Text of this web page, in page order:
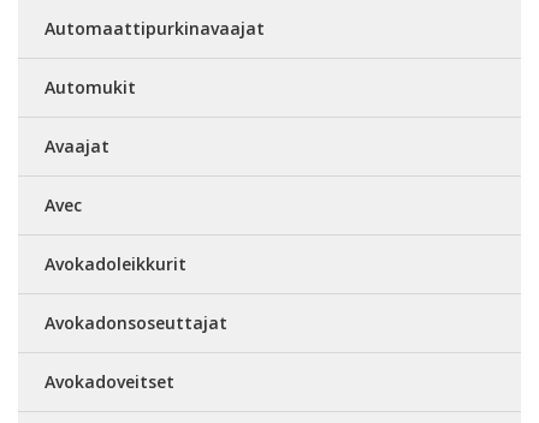
Automaattipurkinavaajat
Automukit
Avaajat
Avec
Avokadoleikkurit
Avokadonsoseuttajat
Avokadoveitset